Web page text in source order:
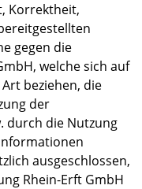
Korrektheit,
gegen die
welche sich auf
beziehen, die
der
durch die Nutzung
ausgeschlossen,
Rhein-Erft GmbH